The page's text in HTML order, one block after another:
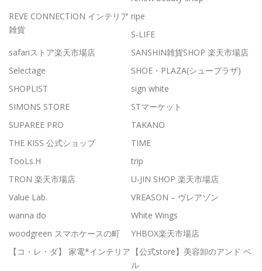
REVE CONNECTION インテリア
雑貨
ripe
S-LIFE
safariストア楽天市場店
SANSHIN雑貨SHOP 楽天市場店
Selectage
SHOE・PLAZA(シュープラザ)
SHOPLIST
sign white
SIMONS STORE
STマーケット
SUPAREE PRO
TAKANO
THE KISS 公式ショップ
TIME
TooLs.H
trip
TRON 楽天市場店
U-JIN SHOP 楽天市場店
Value Lab.
VREASON – ヴレアゾン
wanna do
White Wings
woodgreen スマホケースの町
YHBOX楽天市場店
【コ・レ・ダ】 家電*インテリア 【公式store】美容卸のアンド ベ
ル